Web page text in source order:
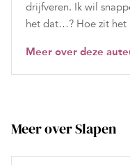
drijfveren. Ik wil
het dat…? Hoe zit het
Meer over deze
Meer over Slapen